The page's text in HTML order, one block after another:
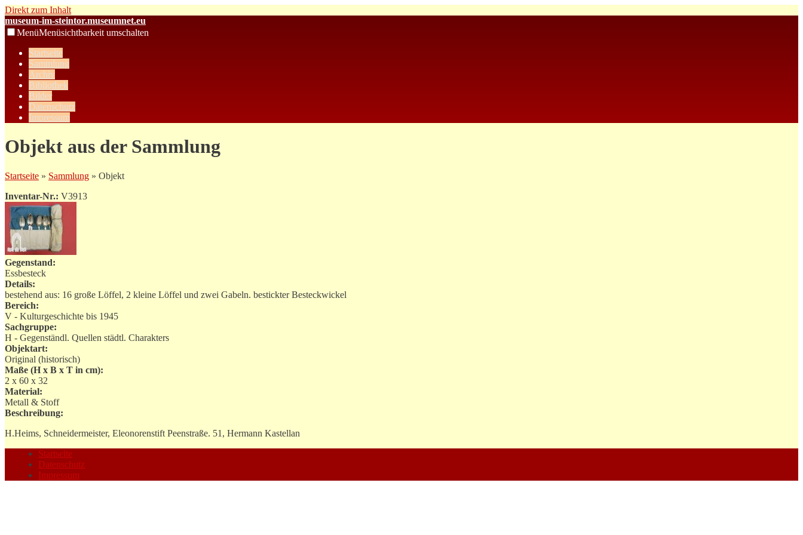
Direkt zum Inhalt
museum-im-steintor.museumnet.eu
MenüMenüsichtbarkeit umschalten
Startseite
Sammlung
Archiv
Bibliothek
Bilder
Datenschutz
Impressum
Objekt aus der Sammlung
Startseite » Sammlung » Objekt
Inventar-Nr.: V3913
Gegenstand:
Essbesteck
Details:
bestehend aus: 16 große Löffel, 2 kleine Löffel und zwei Gabeln. bestickter Besteckwickel
Bereich:
V - Kulturgeschichte bis 1945
Sachgruppe:
H - Gegenständl. Quellen städtl. Charakters
Objektart:
Original (historisch)
Maße (H x B x T in cm):
2 x 60 x 32
Material:
Metall & Stoff
Beschreibung:
H.Heims, Schneidermeister, Eleonorenstift Peenstraße. 51, Hermann Kastellan
Startseite
Datenschutz
Impressum